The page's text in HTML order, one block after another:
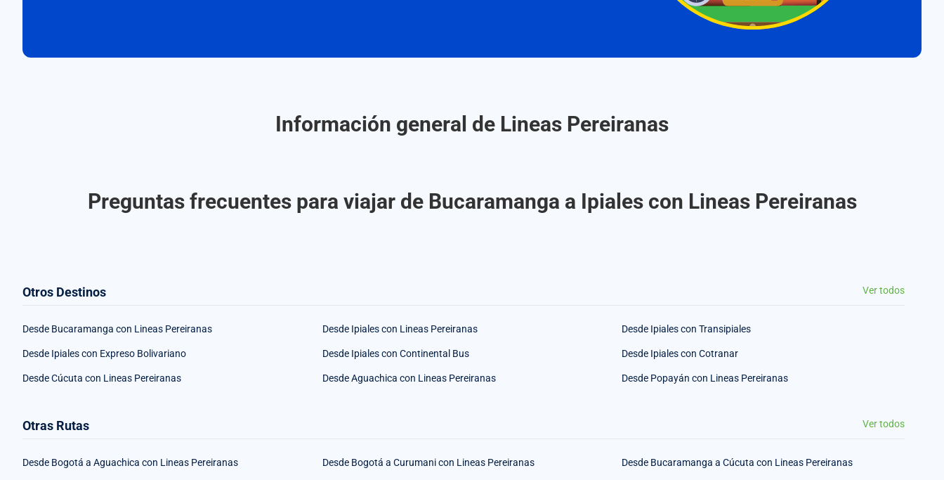
Información general de Lineas Pereiranas
Preguntas frecuentes para viajar de Bucaramanga a Ipiales con Lineas Pereiranas
Otros Destinos Ver todos
Desde Bucaramanga con Lineas Pereiranas Desde Ipiales con Lineas Pereiranas Desde Ipiales con Transipiales
Desde Ipiales con Expreso Bolivariano Desde Ipiales con Continental Bus Desde Ipiales con Cotranar
Desde Cúcuta con Lineas Pereiranas Desde Aguachica con Lineas Pereiranas Desde Popayán con Lineas Pereiranas
Otras Rutas Ver todos
Desde Bogotá a Aguachica con Lineas Pereiranas Desde Bogotá a Curumani con Lineas Pereiranas Desde Bucaramanga a Cúcuta con Lineas Pereiranas